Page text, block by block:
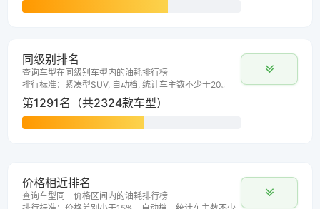
同级别排名
查询车型在同级别车型内的油耗排行榜
排行标准：紧凑型SUV, 自动档, 统计车主数不少于20。
第1291名（共2324款车型）
价格相近排名
查询车型同一价格区间内的油耗排行榜